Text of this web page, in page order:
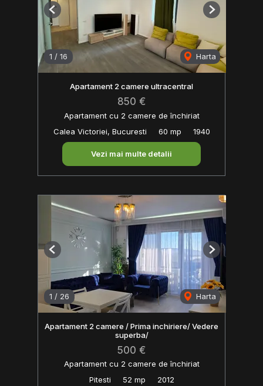
1 / 16 Harta
Previous Next
Apartament 2 camere ultracentral
850 €
Apartament cu 2 camere de închiriat
Calea Victoriei, Bucuresti
60 mp 1940
Vezi mai multe detalii
1 / 26 Harta
Previous Next
Apartament 2 camere / Prima inchiriere/ Vedere
superba/
500 €
Apartament cu 2 camere de închiriat
Pitesti
52 mp 2012